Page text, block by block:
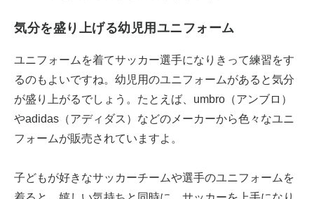
気分を盛り上げる幼児用ユニフォーム
ユニフォームを着てサッカー選手になりきって練習をす
るのもよいですね。幼児用のユニフォームがあると気分
が盛り上がるでしょう。たとえば、umbro（アンブロ）
やadidas（アディダス）などのメーカーから色々なユニ
フォームが販売されていますよ。
子どもが好きなサッカーチームや選手のユニフォームを